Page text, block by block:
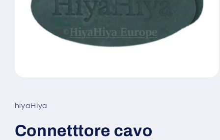
1
in
modale
hiyaHiya
Connetttore cavo